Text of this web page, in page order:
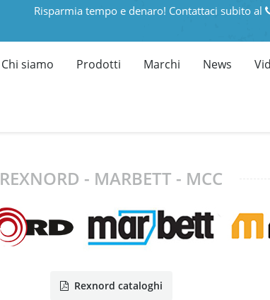
Risparmia tempo e denaro! Contattaci subito al
Chi siamo Prodotti Marchi News
REXNORD - MARBETT - MCC
Rexnord cataloghi